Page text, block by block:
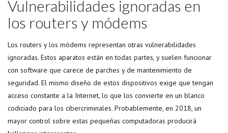
Vulnerabilidades ignoradas en
los routers y módems
Los routers y los módems representan otras vulnerabilidades
ignoradas. Estos aparatos están en todas partes, y suelen funcionar
con software que carece de parches y de mantenimiento de
seguridad. El mismo diseño de estos dispositivos exige que tengan
acceso constante a la Internet, lo que los convierte en un blanco
codiciado para los cibercriminales. Probablemente, en 2018, un
mayor control sobre estas pequeñas computadoras producirá